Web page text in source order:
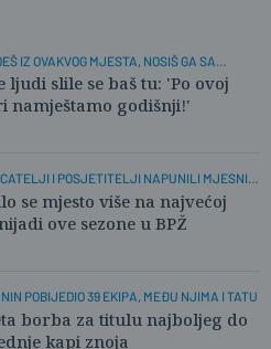
IZ OVAKVOG MJESTA, NOSIŠ GA SA
ljudi slile se baš tu: 'Po ovoj
namještamo godišnji!'
I POSJETITELJI NAPUNILI MJESNI
se mjesto više na najvećoj
ove sezone u BPŽ
POBIJEDIO 39 EKIPA, MEĐU NJIMA I TATU
borba za titulu najboljeg do
kapi znoja